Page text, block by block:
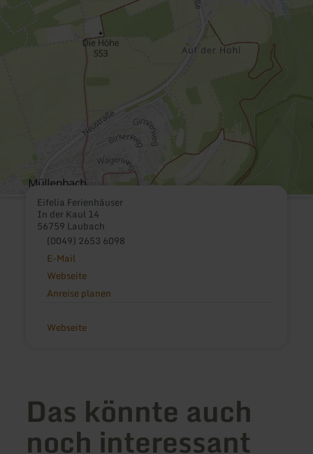
Eifelia Ferienhäuser
In der Kaul 14
56759 Laubach
(0049) 2653 6098
E-Mail
Webseite
Anreise planen
Webseite
Das könnte auch
noch interessant